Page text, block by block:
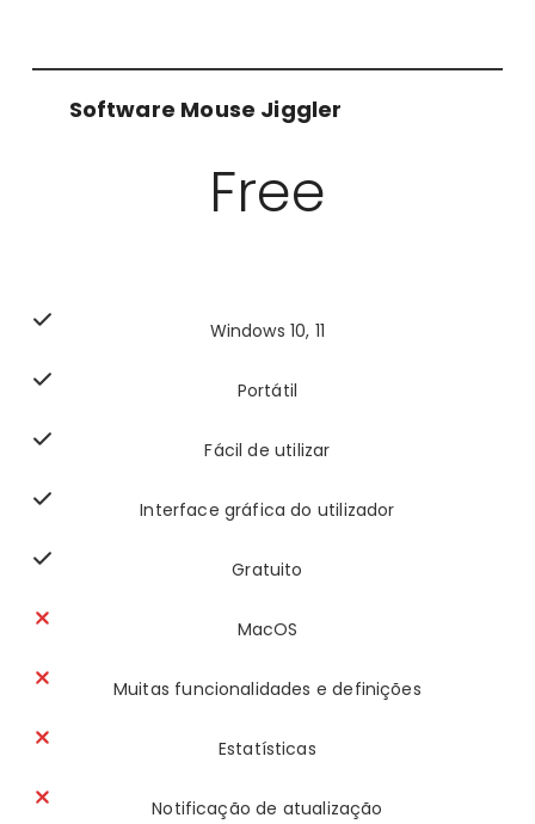
Software Mouse Jiggler
Free
Windows 10, 11
Portátil
Fácil de utilizar
Interface gráfica do utilizador
Gratuito
MacOS
Muitas funcionalidades e definições
Estatísticas
Notificação de atualização